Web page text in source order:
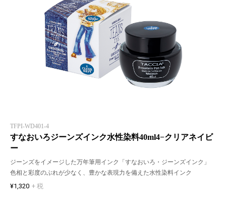
TFPI-WD401-4
すなおいろジーンズインク水性染料40ml4−クリアネイビ
ー
ジーンズをイメージした万年筆用インク「すなおいろ・ジーンズインク」
色相と彩度のぶれが少なく、豊かな表現力を備えた水性染料インク
¥1,320 + 税